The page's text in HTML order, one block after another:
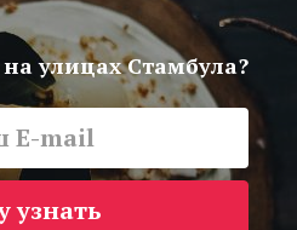
улицах Стамбула?
узнать